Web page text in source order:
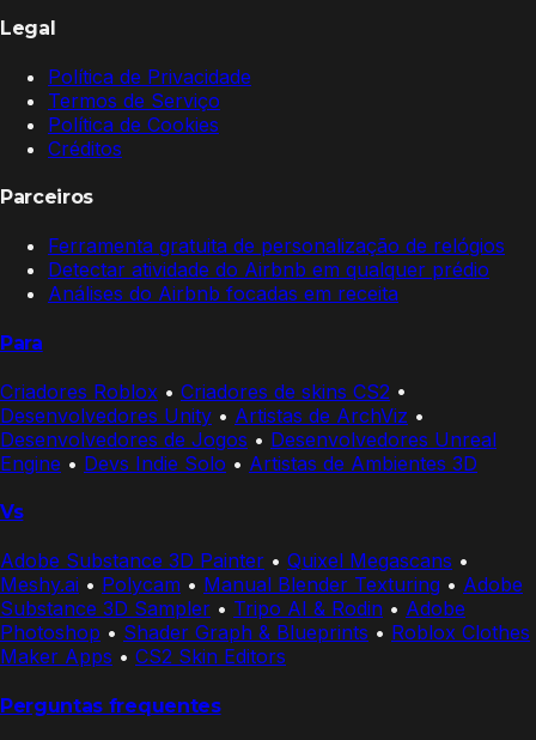
Legal
Política de Privacidade
Termos de Serviço
Política de Cookies
Créditos
Parceiros
Ferramenta gratuita de personalização de relógios
Detectar atividade do Airbnb em qualquer prédio
Análises do Airbnb focadas em receita
Para
Criadores Roblox • Criadores de skins CS2 •
Desenvolvedores Unity • Artistas de ArchViz •
Desenvolvedores de Jogos • Desenvolvedores Unreal
Engine • Devs Indie Solo • Artistas de Ambientes 3D
Vs
Adobe Substance 3D Painter • Quixel Megascans •
Meshy.ai • Polycam • Manual Blender Texturing • Adobe
Substance 3D Sampler • Tripo AI & Rodin • Adobe
Photoshop • Shader Graph & Blueprints • Roblox Clothes
Maker Apps • CS2 Skin Editors
Perguntas frequentes